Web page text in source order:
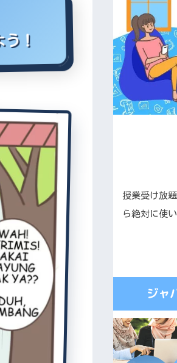
！
授業受け放
ら絶対に使
ジャ